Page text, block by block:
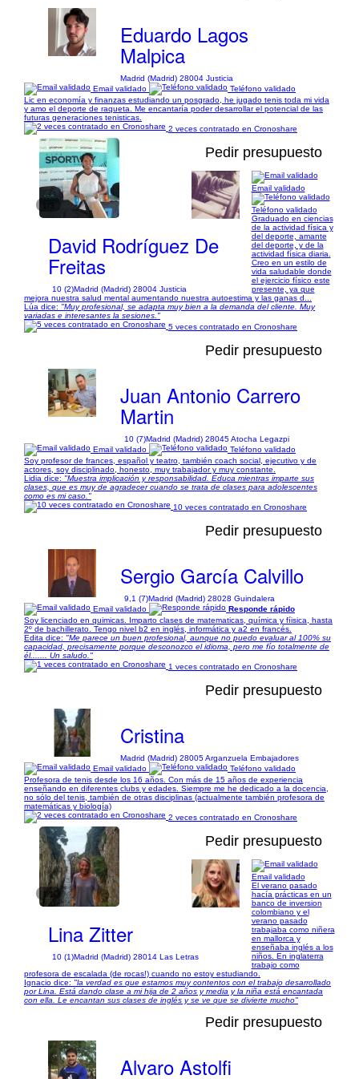
Eduardo Lagos
Malpica
Madrid (Madrid) 28004 Justicia
Email validado
Teléfono validado
Lic en economía y finanzas estudiando un posgrado, he jugado tenis toda mi vida
y amo el deporte de raqueta. Me encantaría poder desarrollar el potencial de las
futuras generaciones tenisticas.
2 veces contratado en Cronoshare
Pedir presupuesto
David Rodríguez De
Freitas
10 (2)Madrid (Madrid) 28004 Justicia
Email validado
Teléfono validado
Graduado en ciencias
de la actividad física y
del deporte, amante
del deporte, y de la
actividad física diaria.
Creo en un estilo de
vida saludable donde
el ejercicio físico este
presente, ya que
mejora nuestra salud mental aumentando nuestra autoestima y las ganas d...
Lúa dice: "Muy profesional, se adapta muy bien a la demanda del cliente. Muy
variadas e interesantes la sesiones."
5 veces contratado en Cronoshare
Pedir presupuesto
Juan Antonio Carrero
Martin
10 (7)Madrid (Madrid) 28045 Atocha Legazpi
Email validado
Teléfono validado
Soy profesor de frances, español y teatro, también coach social, ejecutivo y de
actores, soy disciplinado, honesto, muy trabajador y muy constante.
Lidia dice: "Muestra implicación y responsabilidad. Educa mientras imparte sus
clases, que es muy de agradecer cuando se trata de clases para adolescentes
como es mi caso."
10 veces contratado en Cronoshare
Pedir presupuesto
Sergio García Calvillo
9,1 (7)Madrid (Madrid) 28028 Guindalera
Email validado
Responde rápido
Soy licenciado en quimicas. Imparto clases de matematicas, química y fíisica, hasta
2º de bachillerato. Tengo nivel b2 en inglés, informática y a2 en francés.
Edita dice: "Me parece un buen profesional, aunque no puedo evaluar al 100% su
capacidad, precisamente porque desconozco el idioma, pero me fío totalmente de
él....... Un saludo."
1 veces contratado en Cronoshare
Pedir presupuesto
Cristina
Madrid (Madrid) 28005 Arganzuela Embajadores
Email validado
Teléfono validado
Profesora de tenis desde los 16 años. Con más de 15 años de experiencia
enseñando en diferentes clubs y edades. Siempre me he dedicado a la docencia,
no sólo del tenis, también de otras disciplinas (actualmente también profesora de
matemáticas y biología)
2 veces contratado en Cronoshare
1/1
Pedir presupuesto
Lina Zitter
10 (1)Madrid (Madrid) 28014 Las Letras
Email validado
El verano pasado
hacía prácticas en un
banco de inversion
colombiano y el
verano pasado
trabajaba como niñera
en mallorca y
enseñaba inglés a los
niños. En inglaterra
trabajo como
profesora de escalada (de rocas!) cuando no estoy estudiando.
Ignacio dice: "la verdad es que estamos muy contentos con el trabajo desarrollado
por Lina. Está dando clase a mi hija de 2 años y media y la niña está encantada
con ella. Le encantan sus clases de inglés y se ve que se divierte mucho"
Pedir presupuesto
Alvaro Astolfi